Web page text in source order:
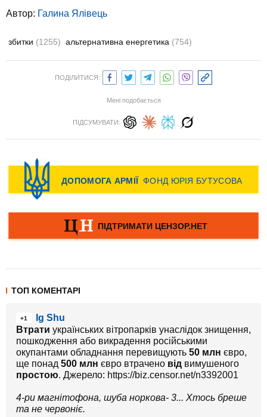
Автор: Галина Ялівець
збитки (1255) альтернативна енергетика (754)
ПОДІЛИТИСЯ:
Мені подобається
ПІДСУМУВАТИ:
ТОП КОМЕНТАРІ
+1
Ig Shu
Втрати українських вітропарків унаслідок знищення,
пошкодження або викрадення російськими
окупантами обладнання перевищують 50 млн євро,
ще понад 500 млн євро втрачено від вимушеного
простою. Джерело: https://biz.censor.net/n3392001
4-ри магнітофона, шуба норкова- 3... Хтось бреше
та не червоніє.